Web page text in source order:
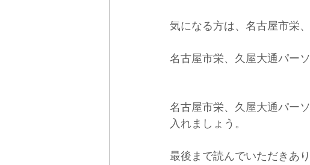
気になる方は、名古屋市栄
名古屋市栄、久屋大通パー
名古屋市栄、久屋大通パー
入れましょう。
最後まで読んでいただきあ